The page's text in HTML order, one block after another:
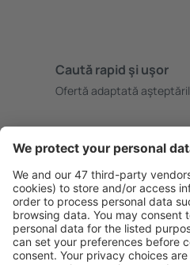
Caută rapid şi uşor
Ofertă adaptată
Rezervare fără griji cu
Economiseşte mai
Prețuri atractive și oferte
conectați.